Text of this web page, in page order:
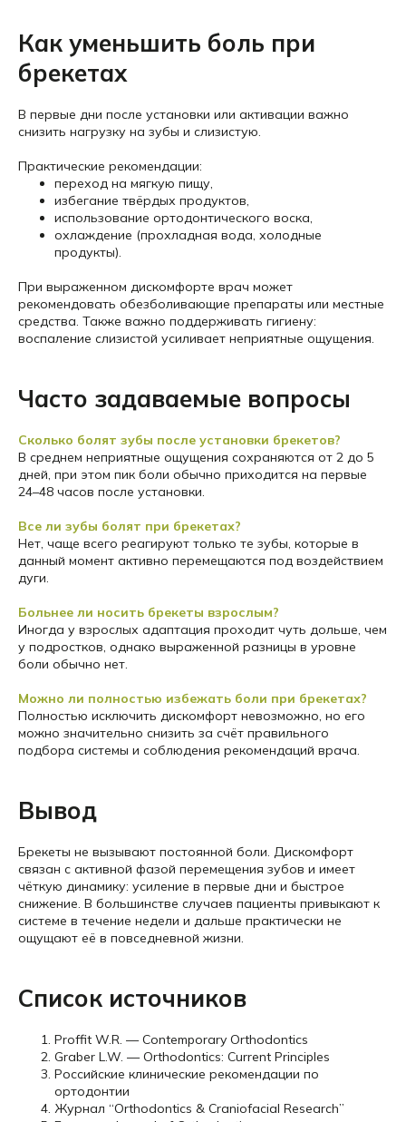
Как уменьшить боль при
брекетах
В первые дни после установки или активации важно
снизить нагрузку на зубы и слизистую.
Практические рекомендации:
переход на мягкую пищу,
избегание твёрдых продуктов,
использование ортодонтического воска,
охлаждение (прохладная вода, холодные
продукты).
При выраженном дискомфорте врач может
рекомендовать обезболивающие препараты или местные
средства. Также важно поддерживать гигиену:
воспаление слизистой усиливает неприятные ощущения.
Часто задаваемые вопросы
Сколько болят зубы после установки брекетов?
В среднем неприятные ощущения сохраняются от 2 до 5
дней, при этом пик боли обычно приходится на первые
24–48 часов после установки.
Все ли зубы болят при брекетах?
Нет, чаще всего реагируют только те зубы, которые в
данный момент активно перемещаются под воздействием
дуги.
Больнее ли носить брекеты взрослым?
Иногда у взрослых адаптация проходит чуть дольше, чем
у подростков, однако выраженной разницы в уровне
боли обычно нет.
Можно ли полностью избежать боли при брекетах?
Полностью исключить дискомфорт невозможно, но его
можно значительно снизить за счёт правильного
подбора системы и соблюдения рекомендаций врача.
Вывод
Брекеты не вызывают постоянной боли. Дискомфорт
связан с активной фазой перемещения зубов и имеет
чёткую динамику: усиление в первые дни и быстрое
снижение. В большинстве случаев пациенты привыкают к
системе в течение недели и дальше практически не
ощущают её в повседневной жизни.
Список источников
Proffit W.R. — Contemporary Orthodontics
Graber L.W. — Orthodontics: Current Principles
Российские клинические рекомендации по
ортодонтии
Журнал “Orthodontics & Craniofacial Research”